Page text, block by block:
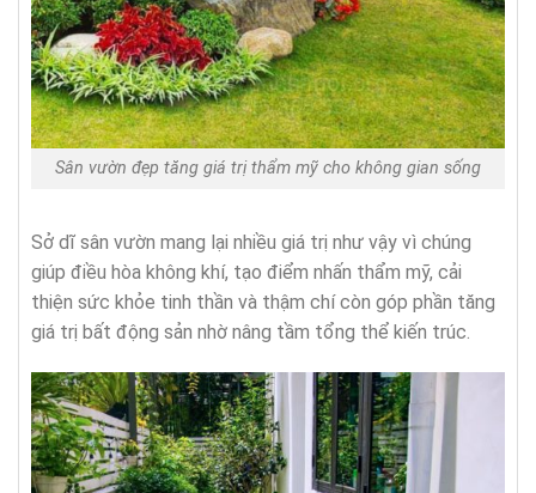
Sân vườn đẹp tăng giá trị thẩm mỹ cho không gian sống
Sở dĩ sân vườn mang lại nhiều giá trị như vậy vì chúng
giúp điều hòa không khí, tạo điểm nhấn thẩm mỹ, cải
thiện sức khỏe tinh thần và thậm chí còn góp phần tăng
giá trị bất động sản nhờ nâng tầm tổng thể kiến trúc.